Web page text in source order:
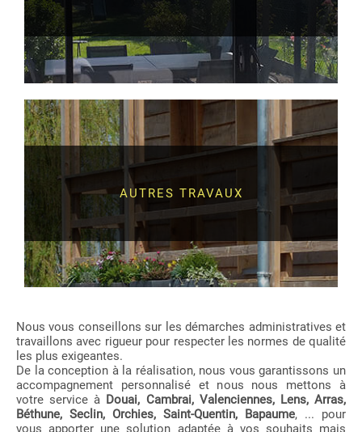
AUTRES TRAVAUX
Nous vous conseillons sur les démarches administratives et
travaillons avec rigueur pour respecter les normes de qualité
les plus exigeantes.
De la conception à la réalisation, nous vous garantissons un
accompagnement personnalisé et nous nous mettons à
votre service à Douai, Cambrai, Valenciennes, Lens, Arras,
Béthune, Seclin, Orchies, Saint-Quentin, Bapaume, ... pour
vous apporter une solution adaptée à vos souhaits mais